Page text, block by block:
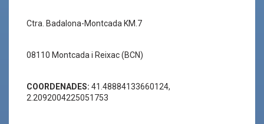
Ctra. Badalona-Montcada KM.7
08110 Montcada i Reixac (BCN)
COORDENADES: 41.48884133660124,
2.2092004225051753